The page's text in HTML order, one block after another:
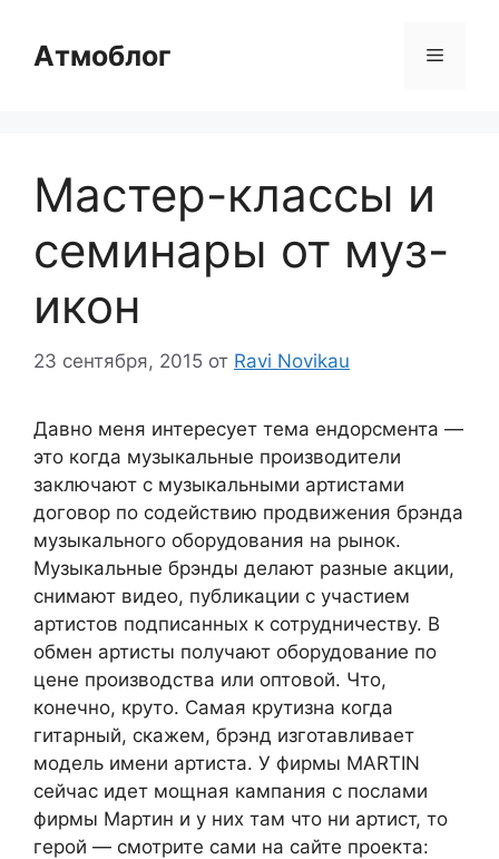
содержимому
Атмоблог Меню
Мастер-классы и
семинары от муз-
икон
23 сентября, 2015 от Ravi Novikau
Давно меня интересует тема ендорсмента —
это когда музыкальные производители
заключают с музыкальными артистами
договор по содействию продвижения брэнда
музыкального оборудования на рынок.
Музыкальные брэнды делают разные акции,
снимают видео, публикации с участием
артистов подписанных к сотрудничеству. В
обмен артисты получают оборудование по
цене производства или оптовой. Что,
конечно, круто. Самая крутизна когда
гитарный, скажем, брэнд изготавливает
модель имени артиста. У фирмы MARTIN
сейчас идет мощная кампания с послами
фирмы Мартин и у них там что ни артист, то
герой — смотрите сами на сайте проекта: